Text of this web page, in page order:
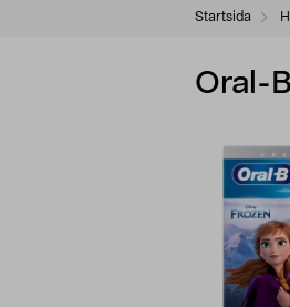
Startsida
Oral-